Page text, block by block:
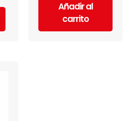
Añadir al
carrito